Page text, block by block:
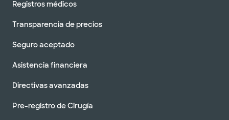
Registros médicos
Transparencia de precios
Seguro aceptado
Asistencia financiera
Directivas avanzadas
Pre-registro de Cirugía